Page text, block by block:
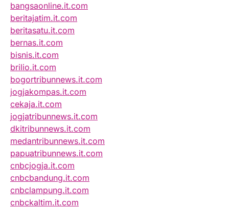
bangsaonline.it.com
beritajatim.it.com
beritasatu.it.com
bernas.it.com
bisnis.it.com
brilio.it.com
bogortribunnews.it.com
jogjakompas.it.com
cekaja.it.com
jogjatribunnews.it.com
dkitribunnews.it.com
medantribunnews.it.com
papuatribunnews.it.com
cnbcjogja.it.com
cnbcbandung.it.com
cnbclampung.it.com
cnbckaltim.it.com